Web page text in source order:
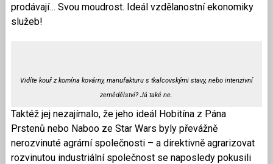
prodávají… Svou moudrost. Ideál vzdělanostní ekonomiky
služeb!
Vidíte kouř z komína kovárny, manufakturu s tkalcovskými stavy, nebo intenzivní
zemědělství? Já také ne.
Taktéž jej nezajímalo, že jeho ideál Hobitína z Pána
Prstenů nebo Naboo ze Star Wars byly převážně
nerozvinuté agrární společnosti – a direktivně agrarizovat
rozvinutou industriální společnost se naposledy pokusili